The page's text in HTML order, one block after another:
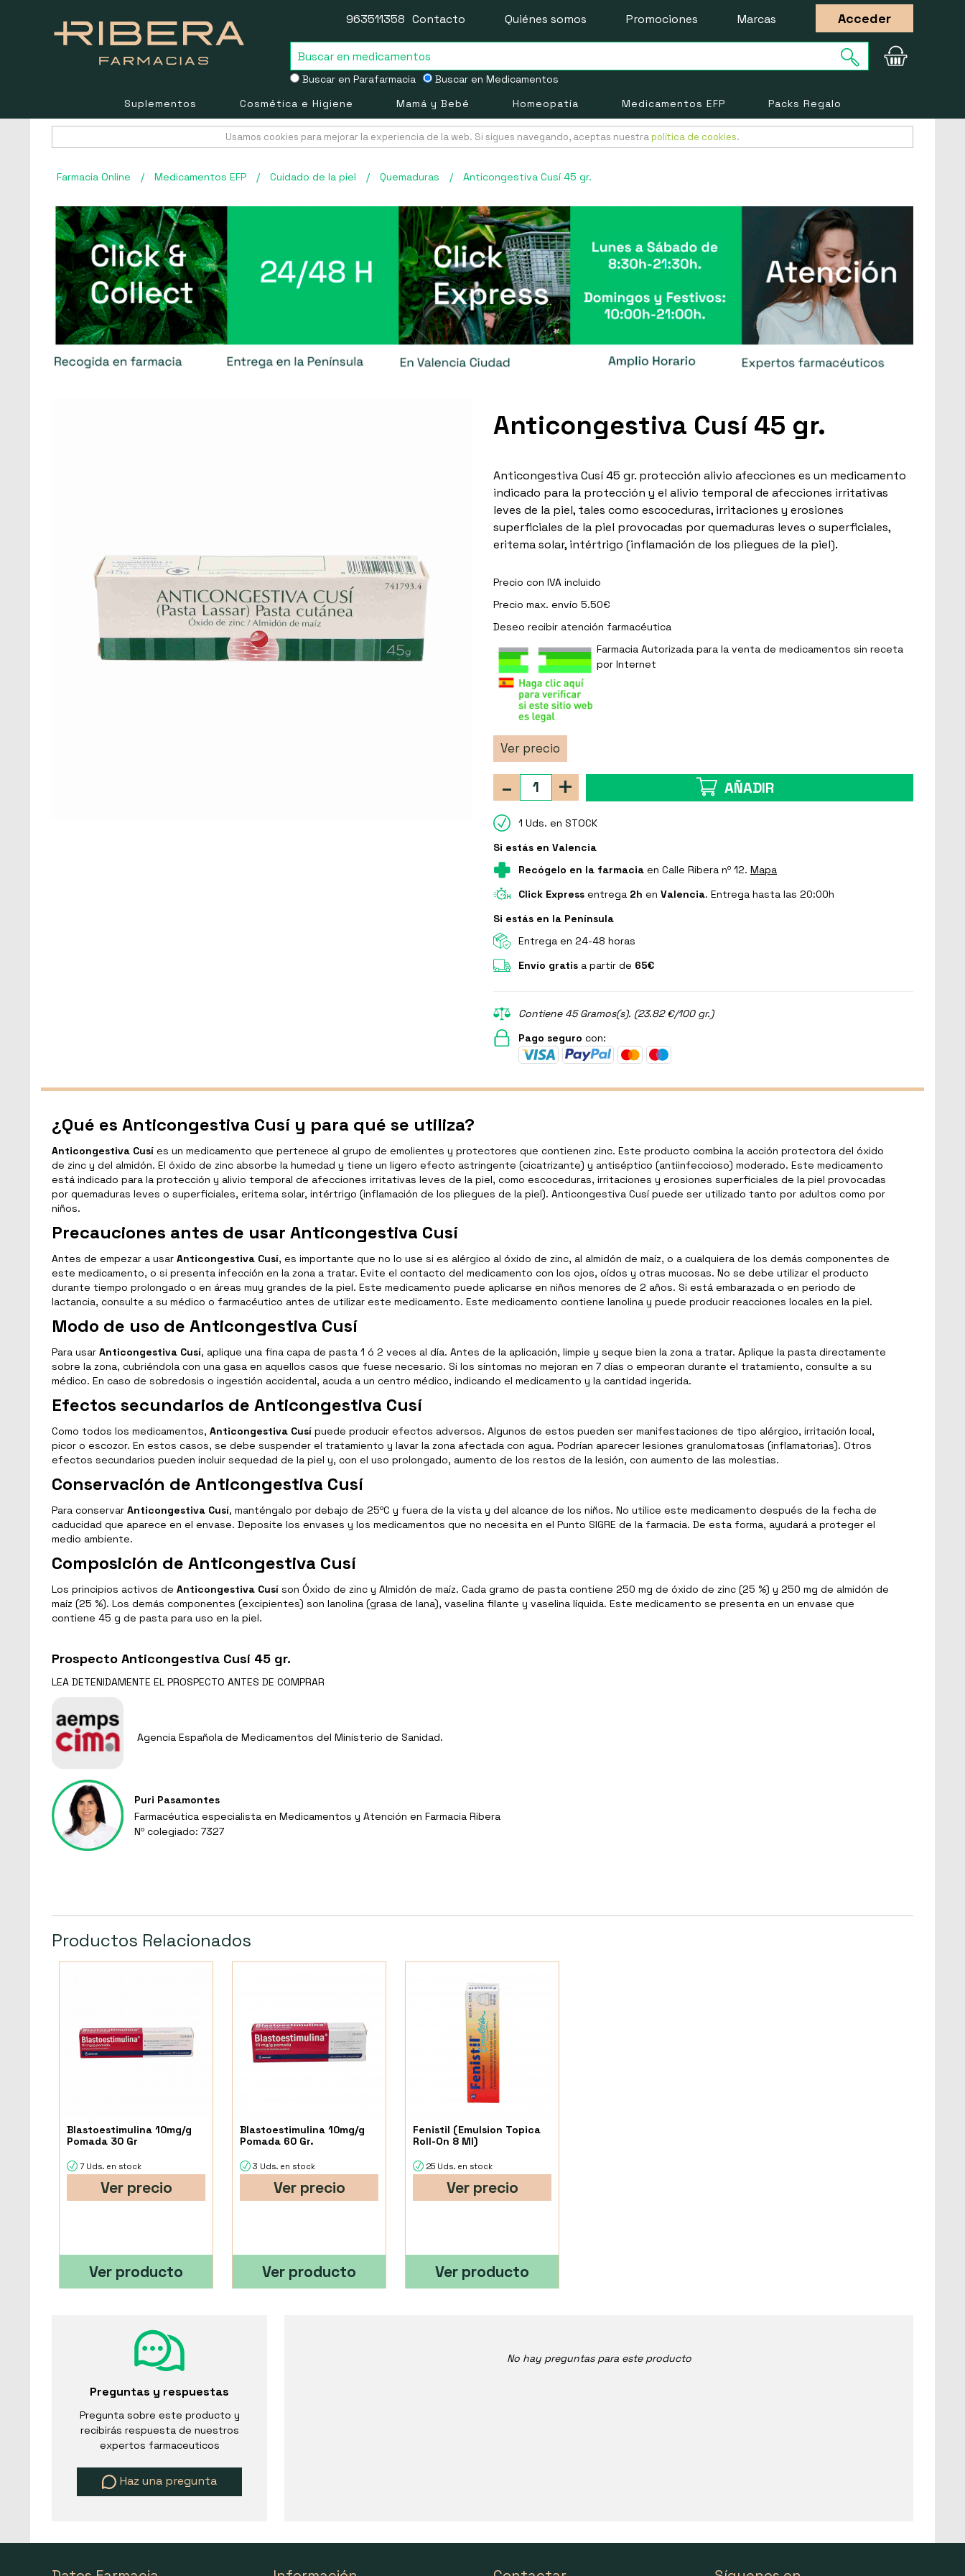
Buscar en Parafarmacia Buscar en Medicamentos
963511358 Contacto Quiénes somos Promociones Marcas Acceder
Suplementos Cosmética e Higiene Mamá y Bebé Homeopatía Medicamentos EFP Packs Regalo
Usamos cookies para mejorar la experiencia de la web. Si sigues navegando, aceptas nuestra política de cookies.
Farmacia Online / Medicamentos EFP / Cuidado de la piel / Quemaduras / Anticongestiva Cusí 45 gr.
Anticongestiva Cusí 45 gr.
Anticongestiva Cusí 45 gr. protección alivio afecciones es un medicamento
indicado para la protección y el alivio temporal de afecciones irritativas
leves de la piel, tales como escoceduras, irritaciones y erosiones
superficiales de la piel provocadas por quemaduras leves o superficiales,
eritema solar, intértrigo (inflamación de los pliegues de la piel).
Precio con IVA incluido
Precio max. envío 5.50€
Deseo recibir atención farmacéutica
Farmacia Autorizada para la venta de medicamentos sin receta
por Internet
Ver precio
+
- AÑADIR
1 Uds. en STOCK
Si estás en Valencia
Recógelo en la farmacia en Calle Ribera nº 12. Mapa
Click Express entrega 2h en Valencia. Entrega hasta las 20:00h
Si estás en la Península
Entrega en 24-48 horas
Envío gratis a partir de 65€
Contiene 45 Gramos(s). (23.82 €/100 gr.)
Pago seguro con:
¿Qué es Anticongestiva Cusí y para qué se utiliza?
Anticongestiva Cusí es un medicamento que pertenece al grupo de emolientes y protectores que contienen zinc. Este producto combina la acción protectora del óxido
de zinc y del almidón. El óxido de zinc absorbe la humedad y tiene un ligero efecto astringente (cicatrizante) y antiséptico (antiinfeccioso) moderado. Este medicamento
está indicado para la protección y alivio temporal de afecciones irritativas leves de la piel, como escoceduras, irritaciones y erosiones superficiales de la piel provocadas
por quemaduras leves o superficiales, eritema solar, intértrigo (inflamación de los pliegues de la piel). Anticongestiva Cusí puede ser utilizado tanto por adultos como por
niños.
Precauciones antes de usar Anticongestiva Cusí
Antes de empezar a usar Anticongestiva Cusí, es importante que no lo use si es alérgico al óxido de zinc, al almidón de maíz, o a cualquiera de los demás componentes de
este medicamento, o si presenta infección en la zona a tratar. Evite el contacto del medicamento con los ojos, oídos y otras mucosas. No se debe utilizar el producto
durante tiempo prolongado o en áreas muy grandes de la piel. Este medicamento puede aplicarse en niños menores de 2 años. Si está embarazada o en periodo de
lactancia, consulte a su médico o farmacéutico antes de utilizar este medicamento. Este medicamento contiene lanolina y puede producir reacciones locales en la piel.
Modo de uso de Anticongestiva Cusí
Para usar Anticongestiva Cusí, aplique una fina capa de pasta 1 ó 2 veces al día. Antes de la aplicación, limpie y seque bien la zona a tratar. Aplique la pasta directamente
sobre la zona, cubriéndola con una gasa en aquellos casos que fuese necesario. Si los síntomas no mejoran en 7 días o empeoran durante el tratamiento, consulte a su
médico. En caso de sobredosis o ingestión accidental, acuda a un centro médico, indicando el medicamento y la cantidad ingerida.
Efectos secundarios de Anticongestiva Cusí
Como todos los medicamentos, Anticongestiva Cusí puede producir efectos adversos. Algunos de estos pueden ser manifestaciones de tipo alérgico, irritación local,
picor o escozor. En estos casos, se debe suspender el tratamiento y lavar la zona afectada con agua. Podrían aparecer lesiones granulomatosas (inflamatorias). Otros
efectos secundarios pueden incluir sequedad de la piel y, con el uso prolongado, aumento de los restos de la lesión, con aumento de las molestias.
Conservación de Anticongestiva Cusí
Para conservar Anticongestiva Cusí, manténgalo por debajo de 25ºC y fuera de la vista y del alcance de los niños. No utilice este medicamento después de la fecha de
caducidad que aparece en el envase. Deposite los envases y los medicamentos que no necesita en el Punto SIGRE de la farmacia. De esta forma, ayudará a proteger el
medio ambiente.
Composición de Anticongestiva Cusí
Los principios activos de Anticongestiva Cusí son Óxido de zinc y Almidón de maíz. Cada gramo de pasta contiene 250 mg de óxido de zinc (25 %) y 250 mg de almidón de
maíz (25 %). Los demás componentes (excipientes) son lanolina (grasa de lana), vaselina filante y vaselina líquida. Este medicamento se presenta en un envase que
contiene 45 g de pasta para uso en la piel.
Prospecto Anticongestiva Cusí 45 gr.
LEA DETENIDAMENTE EL PROSPECTO ANTES DE COMPRAR
Agencia Española de Medicamentos del Ministerio de Sanidad.
Puri Pasamontes
Farmacéutica especialista en Medicamentos y Atención en Farmacia Ribera
Nº colegiado: 7327
Productos Relacionados
Blastoestimulina 10mg/g
Pomada 30 Gr
7 Uds. en stock
Ver precio
Ver producto
Blastoestimulina 10mg/g
Pomada 60 Gr.
3 Uds. en stock
Ver precio
Ver producto
Fenistil (Emulsion Topica
Roll-On 8 Ml)
25 Uds. en stock
Ver precio
Ver producto
Preguntas y respuestas
Pregunta sobre este producto y
recibirás respuesta de nuestros
expertos farmaceuticos
Haz una pregunta
No hay preguntas para este producto